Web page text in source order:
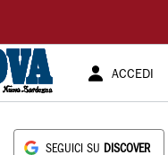
ACCEDI
SEGUICI SU DISCOVER